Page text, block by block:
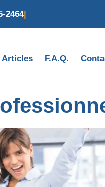
2464|
Articles F.A.Q.